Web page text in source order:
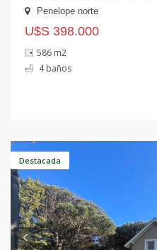
Penelope norte
U$S 398.000
586 m2
4 baños
Destacada
Anterior